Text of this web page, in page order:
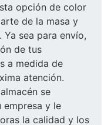
opción de color
de la masa y
sea para envío,
de tus
a medida de
atención.
se
y le
la calidad y los